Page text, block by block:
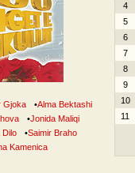
Gjoka •Alma Bektashi
•Jonida Maliqi
Dilo •Saimir Braho
Kamenica
4
5
6
7
8
9
10
11